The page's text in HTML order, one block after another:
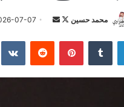
محمد حسين
تابعأرسل
إلكترونيا
07-07
بينتيريست